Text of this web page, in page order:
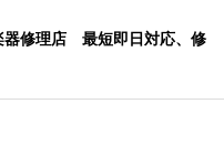
器修理店 最短即日対応、修